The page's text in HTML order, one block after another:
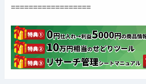
==================